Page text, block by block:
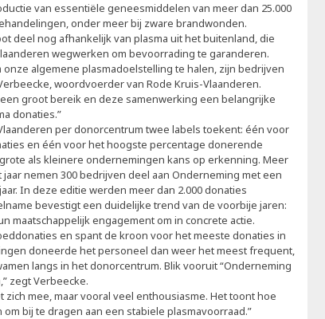
van essentiële geneesmiddelen van meer dan 25.000
onder meer bij zware brandwonden.
deel nog afhankelijk van plasma uit het buitenland, die
wegwerken om bevoorrading te garanderen.
algemene plasmadoelstelling te halen, zijn bedrijven
woordvoerder van Rode Kruis-Vlaanderen.
groot bereik en deze samenwerking een belangrijke
donaties.”
per donorcentrum twee labels toekent: één voor
en één voor het hoogste percentage donerende
als kleinere ondernemingen kans op erkenning. Meer
nemen 300 bedrijven deel aan Onderneming met een
In deze editie werden meer dan 2.000 donaties
bevestigt een duidelijke trend van de voorbije jaren:
maatschappelijk engagement om in concrete actie.
en spant de kroon voor het meeste donaties in
doneerde het personeel dan weer het meest frequent,
langs in het donorcentrum. Blik vooruit “Onderneming
zegt Verbeecke.
mee, maar vooral veel enthousiasme. Het toont hoe
bij te dragen aan een stabiele plasmavoorraad.”